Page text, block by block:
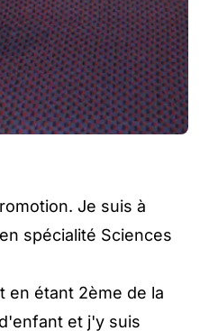
Je suis à
spécialité Sciences
en étant 2ème de la
et j'y suis